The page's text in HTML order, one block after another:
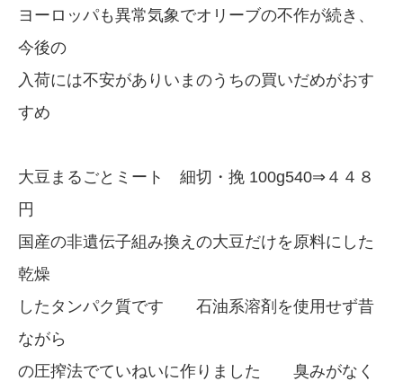
ヨーロッパも異常気象でオリーブの不作が続き、
今後の
入荷には不安がありいまのうちの買いだめがおす
すめ
大豆まるごとミート 細切・挽 100g540⇒４４８
円
国産の非遺伝子組み換えの大豆だけを原料にした
乾燥
したタンパク質です 石油系溶剤を使用せず昔
ながら
の圧搾法でていねいに作りました 臭みがなく